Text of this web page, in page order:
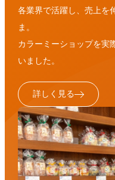
各業界で活躍し、売上を
ま。
カラーミーショップを実
いました。
詳しく見る